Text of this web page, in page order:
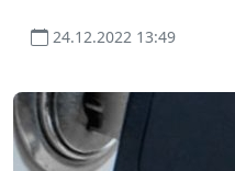
24.12.2022 13:49